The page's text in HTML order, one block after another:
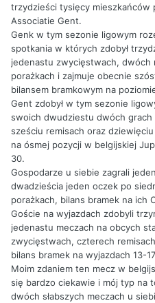
trzydzieści tysięcy mieszkańców
Associatie Gent.
Genk w tym sezonie ligowym
spotkania w których zdobył
jedenastu zwycięstwach, dwóch
porażkach i zajmuje obecnie
bilansem bramkowym na
Gent zdobył w tym sezonie
swoich dwudziestu dwóch
sześciu remisach oraz
na ósmej pozycji w belgijskiej
30.
Gospodarze u siebie zagrali
dwadzieścia jeden oczek po
porażkach, bilans bramek na ich
Goście na wyjazdach zdobyli
jedenastu meczach na obcych
zwycięstwach, czterech
bilans bramek na wyjazdach 13-
Moim zdaniem ten mecz w
się bardzo ciekawie i mój typ na
dwóch słabszych meczach u